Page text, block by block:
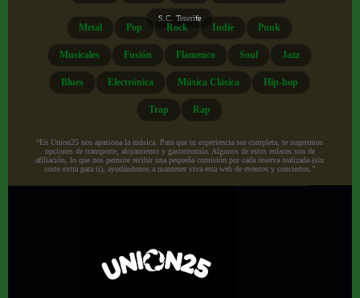
S.C. Tenerife
Metal Pop Rock Indie Punk
Musicales Fusión Flamenco Soul Jazz
Blues Electrónica Música Clásica Hip-hop
Trap Rap
“En Union25 nos apasiona la música. Para que tu experiencia sea completa, te sugerimos
opciones de transporte, alojamiento y gastronomía. Algunos de estos enlaces son de
afiliación, lo que nos permite recibir una pequeña comisión por cada reserva realizada (sin
coste extra para ti), ayudándonos a mantener viva esta web de eventos y conciertos.”